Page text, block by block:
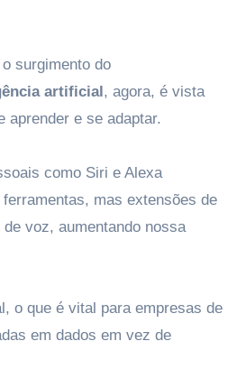
surgimento do
artificial, agora, é vista
e se adaptar.
como Siri e Alexa
mas extensões de
voz, aumentando nossa
o que é vital para empresas de
em dados em vez de